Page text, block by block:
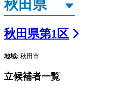
秋田県第1区
地域: 秋田市
立候補者一覧